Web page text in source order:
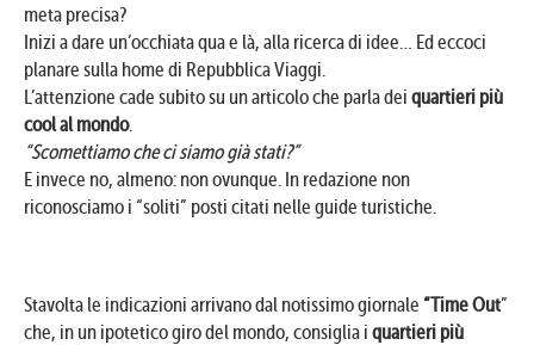
meta precisa?
Inizi a dare un’occhiata qua e là, alla ricerca di idee… Ed eccoci
planare sulla home di Repubblica Viaggi.
L’attenzione cade subito su un articolo che parla dei quartieri più
cool al mondo.
“Scomettiamo che ci siamo già stati?”
E invece no, almeno: non ovunque. In redazione non
riconosciamo i “soliti” posti citati nelle guide turistiche.
Stavolta le indicazioni arrivano dal notissimo giornale “Time Out”
che, in un ipotetico giro del mondo, consiglia i quartieri più